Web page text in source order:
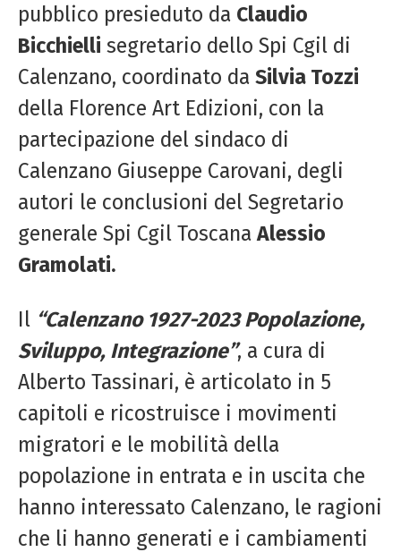
pubblico presieduto da Claudio
Bicchielli segretario dello Spi Cgil di
Calenzano, coordinato da Silvia Tozzi
della Florence Art Edizioni, con la
partecipazione del sindaco di
Calenzano Giuseppe Carovani, degli
autori le conclusioni del Segretario
generale Spi Cgil Toscana Alessio
Gramolati.
Il “Calenzano 1927-2023 Popolazione,
Sviluppo, Integrazione”, a cura di
Alberto Tassinari, è articolato in 5
capitoli e ricostruisce i movimenti
migratori e le mobilità della
popolazione in entrata e in uscita che
hanno interessato Calenzano, le ragioni
che li hanno generati e i cambiamenti